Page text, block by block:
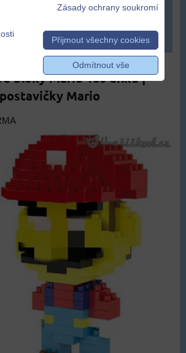
KOŠÍKU
bloky Mario 160 dílků |
Mario
Zásady ochrany soukromí
Přijmout všechny cookies
Odmítnout vše